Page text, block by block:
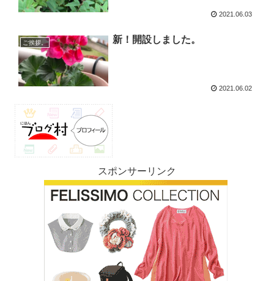
2021.06.03
ご挨拶。 新！開設しました。
2021.06.02
スポンサーリンク